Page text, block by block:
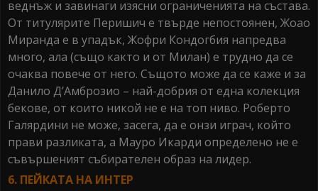
веднъж и завинаги изясни ограниченията на състава.
От титулярите Перишич е твърде непостоянен, Жоао
Миранда е в упадък, Жофри Кондогбия напредва
много, ала (също както и от Милан) е трудно да се
очаква повече от него. Същото може да се каже и за
Данило Д’Амброзио – най-добрия от една колекция
бекове, от които никой не е на топ ниво. Роберто
Галярдини не може, засега, да е онзи играч, който
прави разликата, а Мауро Икарди определено не е
съвършеният събирателен образ на лидер.
6. ПЕЙКАТА НА ИНТЕР